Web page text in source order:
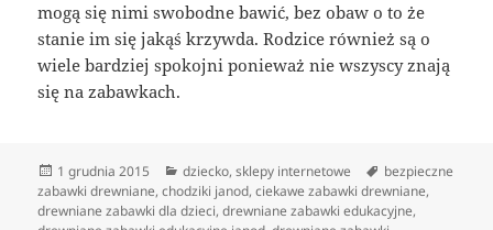
mogą się nimi swobodne bawić, bez obaw o to że
stanie im się jakąś krzywda. Rodzice również są o
wiele bardziej spokojni ponieważ nie wszyscy znają
się na zabawkach.
Data
publikacji
1 grudnia 2015 Kategorie
dziecko,sklepy internetowe Tagi
bezpieczne
zabawki drewniane,chodziki janod,ciekawe zabawki drewniane,
drewniane zabawki dla dzieci,drewniane zabawki edukacyjne,